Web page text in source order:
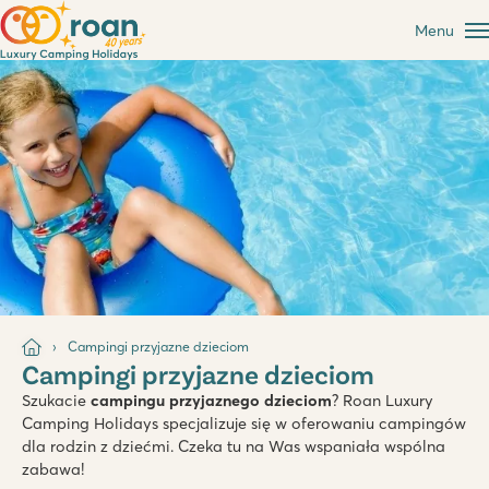
Menu
Campingi przyjazne dzieciom
Campingi przyjazne dzieciom
Szukacie campingu przyjaznego dzieciom? Roan Luxury
Camping Holidays specjalizuje się w oferowaniu campingów
dla rodzin z dziećmi. Czeka tu na Was wspaniała wspólna
zabawa!